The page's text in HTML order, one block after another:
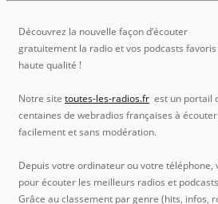
Découvrez la nouvelle façon d’écouter
gratuitement la radio et vos podcasts
haute qualité !
Notre site toutes-les-radios.fr est un portail
centaines de webradios françaises à
facilement et sans modération.
Depuis votre ordinateur ou votre téléphone,
pour écouter les meilleurs radios et
Grâce au classement par genre (hits, infos,